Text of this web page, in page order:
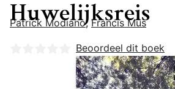
Huwelijksreis
Patrick Modiano, Francis Mus
Nog geen beoordelingen
Beoordeel dit boek